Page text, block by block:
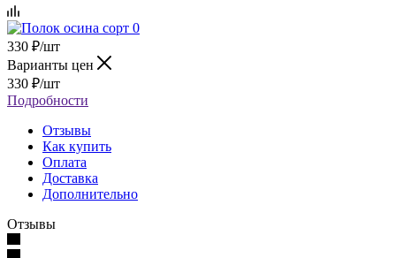
330 ₽/шт
Варианты цен
330 ₽/шт
Подробности
Отзывы
Как купить
Оплата
Доставка
Дополнительно
Отзывы